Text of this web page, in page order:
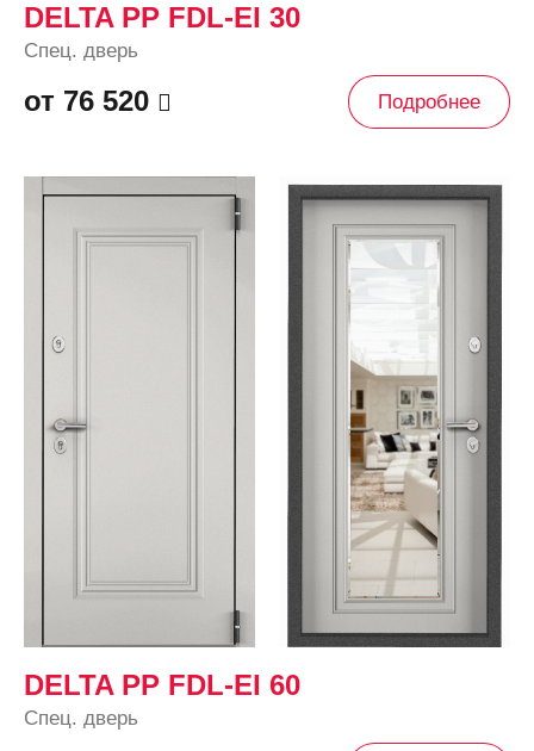
DELTA PP FDL-EI 30
Спец. дверь
от 76 520 Подробнее
DELTA PP FDL-EI 60
Спец. дверь